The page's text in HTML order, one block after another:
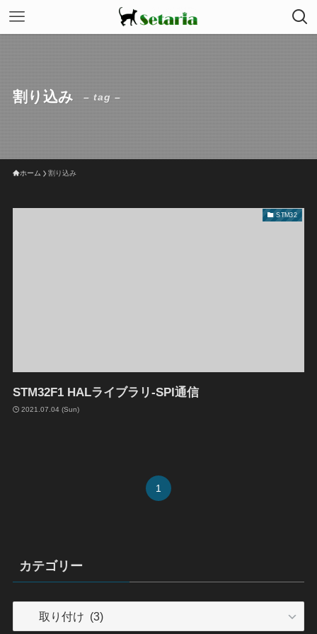
割り込み – tag –
ホーム 割り込み
STM32
STM32F1 HALライブラリ-SPI通信
2021.07.04 (Sun)
1
カテゴリー
テ